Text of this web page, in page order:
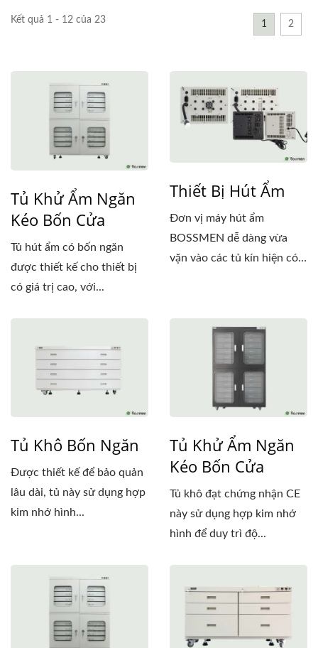
Kết quả 1 - 12 của 23 1 2
Tủ Khử Ẩm Ngăn
Kéo Bốn Cửa
Tủ hút ẩm có bốn ngăn
được thiết kế cho thiết bị
có giá trị cao, với...
Thiết Bị Hút Ẩm
Đơn vị máy hút ẩm
BOSSMEN dễ dàng vừa
vặn vào các tủ kín hiện có
Tủ Khô Bốn Ngăn
Được thiết kế để bảo quản
lâu dài, tủ này sử dụng hợp
kim nhớ hình...
Tủ Khử Ẩm Ngăn
Kéo Bốn Cửa
Tủ khô đạt chứng nhận CE
này sử dụng hợp kim nhớ
hình để duy trì độ...